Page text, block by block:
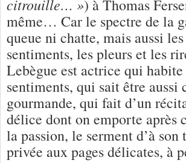
citrouille… ») à Thomas
même… Car le spectre de la
queue ni chatte, mais aussi
sentiments, les pleurs et les
Lebègue est actrice qui
sentiments, qui sait être aussi
gourmande, qui fait d’un
délice dont on emporte après
la passion, le serment d’à
privée aux pages délicates, à